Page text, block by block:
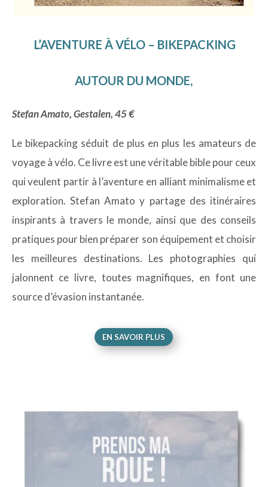
L’AVENTURE À VÉLO – BIKEPACKING
AUTOUR DU MONDE,
Stefan Amato, Gestalen, 45 €
Le bikepacking séduit de plus en plus les amateurs de
voyage à vélo. Ce livre est une véritable bible pour ceux
qui veulent partir à l’aventure en alliant minimalisme et
exploration. Stefan Amato y partage des itinéraires
inspirants à travers le monde, ainsi que des conseils
pratiques pour bien préparer son équipement et choisir
les meilleures destinations. Les photographies qui
jalonnent ce livre, toutes magnifiques, en font une
source d’évasion instantanée.
EN SAVOIR PLUS